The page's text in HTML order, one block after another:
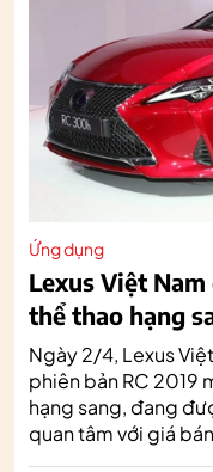
Ứng dụng
Lexus Việt
thể thao hạng
Ngày 2/4, Lexus
phiên bản RC 2019
hạng sang, đang
quan tâm với giá